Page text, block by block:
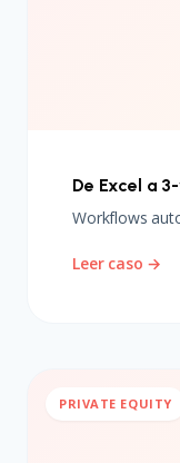
De Excel a
Workflows
Leer caso →
PRIVATE EQUITY